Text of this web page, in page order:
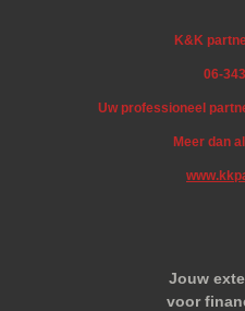
K&K
06-
Uw professioneel
Meer dan
Jouw
voor